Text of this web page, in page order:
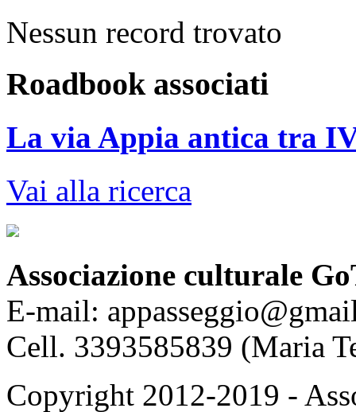
Nessun record trovato
Roadbook associati
La via Appia antica tra
Vai alla ricerca
Associazione culturale
E-mail:
Cell. 3393585839 (Maria
Copyright 2012-2019 -